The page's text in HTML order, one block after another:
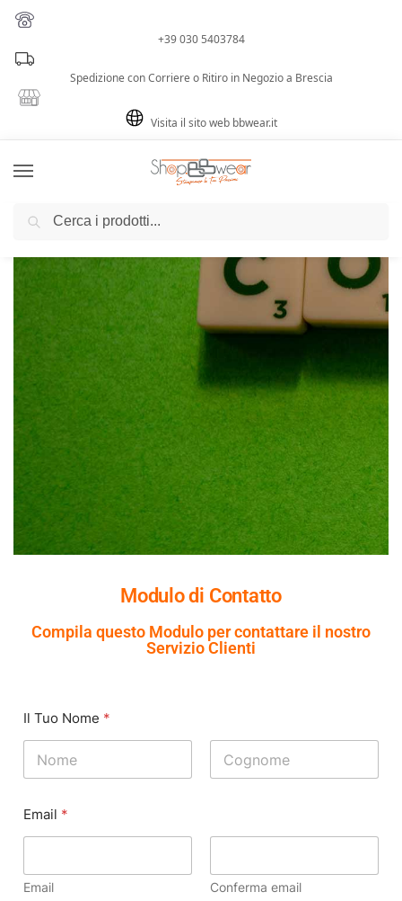
+39 030 5403784
Spedizione con Corriere o Ritiro in Negozio a Brescia
Visita il sito web bbwear.it
Modulo di Contatto
Compila questo Modulo per contattare il nostro
Servizio Clienti
Il Tuo Nome *
Email *
Email Conferma email